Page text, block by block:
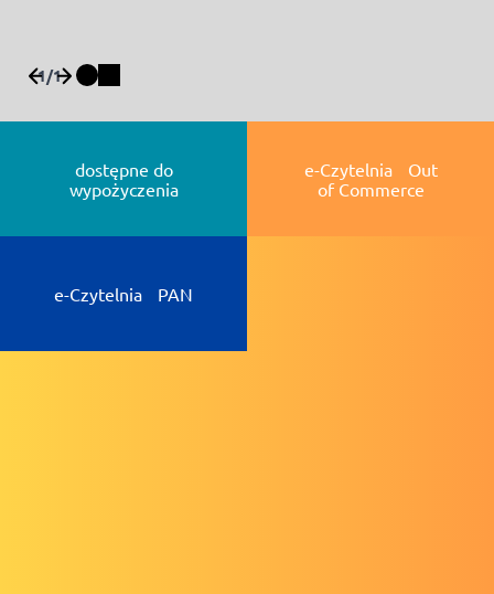
1/1
dostępne do
wypożyczenia
e-Czytelnia Out
of Commerce
e-Czytelnia PAN